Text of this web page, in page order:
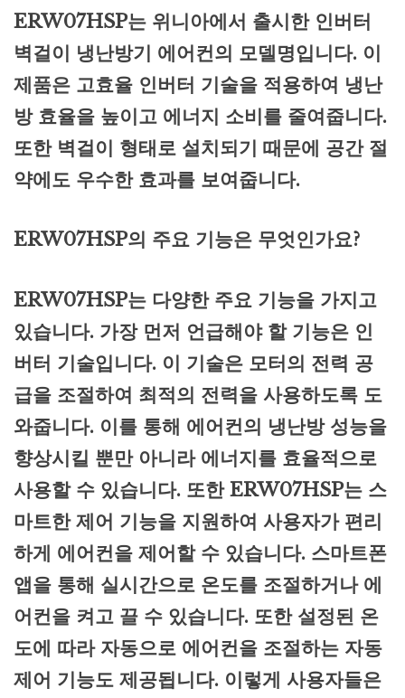
ERW07HSP는 위니아에서 출시한 인버터
벽걸이 냉난방기 에어컨의 모델명입니다. 이
제품은 고효율 인버터 기술을 적용하여 냉난
방 효율을 높이고 에너지 소비를 줄여줍니다.
또한 벽걸이 형태로 설치되기 때문에 공간 절
약에도 우수한 효과를 보여줍니다.
ERW07HSP의 주요 기능은 무엇인가요?
ERW07HSP는 다양한 주요 기능을 가지고
있습니다. 가장 먼저 언급해야 할 기능은 인
버터 기술입니다. 이 기술은 모터의 전력 공
급을 조절하여 최적의 전력을 사용하도록 도
와줍니다. 이를 통해 에어컨의 냉난방 성능을
향상시킬 뿐만 아니라 에너지를 효율적으로
사용할 수 있습니다. 또한 ERW07HSP는 스
마트한 제어 기능을 지원하여 사용자가 편리
하게 에어컨을 제어할 수 있습니다. 스마트폰
앱을 통해 실시간으로 온도를 조절하거나 에
어컨을 켜고 끌 수 있습니다. 또한 설정된 온
도에 따라 자동으로 에어컨을 조절하는 자동
제어 기능도 제공됩니다. 이렇게 사용자들은